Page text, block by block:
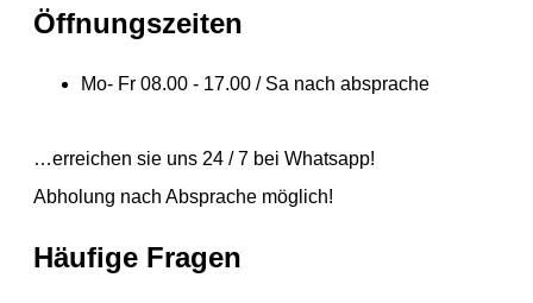
Öffnungszeiten
Mo- Fr 08.00 - 17.00 / Sa nach absprache
…erreichen sie uns 24 / 7 bei Whatsapp!
Abholung nach Absprache möglich!
Häufige Fragen